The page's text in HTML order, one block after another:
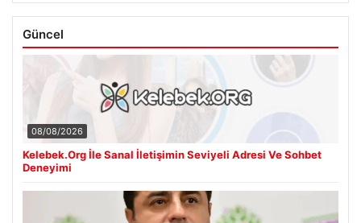
Güncel
08/08/2026
Kelebek.Org İle Sanal İletişimin Seviyeli Adresi Ve Sohbet
Deneyimi